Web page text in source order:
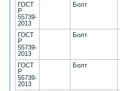
ГОСТ
Р
55739-
2013
Болт
ГОСТ
Р
55739-
2013
Болт
ГОСТ
Р
55739-
2013
Болт